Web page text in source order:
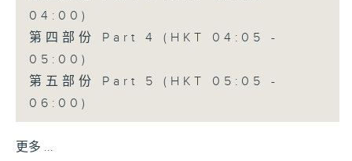
04:00)
第四部份 Part 4 (HKT 04:05 -
05:00)
第五部份 Part 5 (HKT 05:05 -
06:00)
更多 ...